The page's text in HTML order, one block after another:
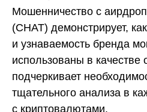
Мошенничество с
(CHAT) демонстрирует,
и узнаваемость бренда
использованы в качестве
подчеркивает
тщательного анализа в
с криптовалютами.